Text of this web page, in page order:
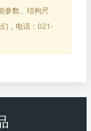
参数、结构尺
，电话：021-